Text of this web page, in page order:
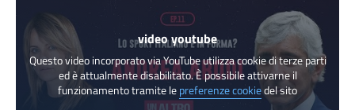
video youtube
Questo video incorporato via YouTube utilizza cookie di terze parti
ed è attualmente disabilitato. È possibile attivarne il
funzionamento tramite le preferenze cookiedel sito